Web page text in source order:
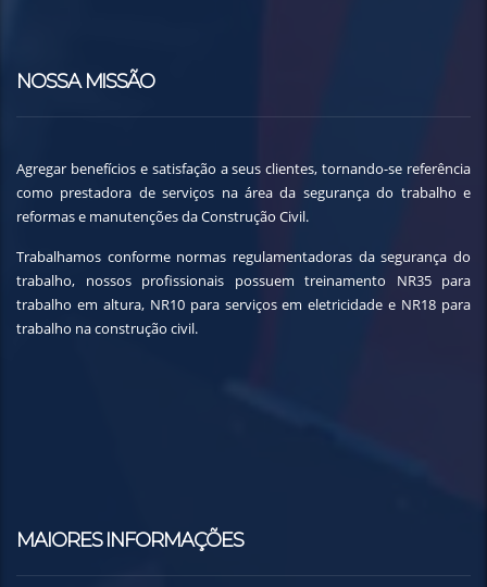
NOSSA MISSÃO
Agregar benefícios e satisfação a seus clientes, tornando-se referência
como prestadora de serviços na área da segurança do trabalho e
reformas e manutenções da Construção Civil.
Trabalhamos conforme normas regulamentadoras da segurança do
trabalho, nossos profissionais possuem treinamento NR35 para
trabalho em altura, NR10 para serviços em eletricidade e NR18 para
trabalho na construção civil.
MAIORES INFORMAÇÕES